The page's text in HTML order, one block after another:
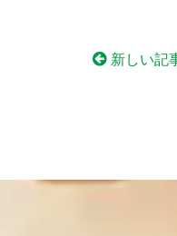
新しい記